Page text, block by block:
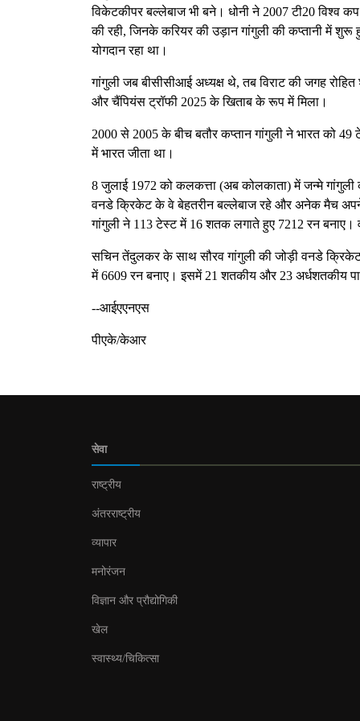
विकेटकीपर बल्लेबाज भी बने। धोनी ने 2007 टी20 विश्व
की रही, जिनके करियर की उड़ान गांगुली की कप्तानी में
योगदान रहा था।
गांगुली जब बीसीसीआई अध्यक्ष थे, तब विराट की जगह रोहित
और चैंपियंस ट्रॉफी 2025 के खिताब के रूप में मिला।
2000 से 2005 के बीच बतौर कप्तान गांगुली ने भारत को
में भारत जीता था।
8 जुलाई 1972 को कलकत्ता (अब कोलकाता) में जन्मे
वनडे क्रिकेट के वे बेहतरीन बल्लेबाज रहे और अनेक मैच अपने
गांगुली ने 113 टेस्ट में 16 शतक लगाते हुए 7212 रन
सचिन तेंदुलकर के साथ सौरव गांगुली की जोड़ी वनडे
में 6609 रन बनाए। इसमें 21 शतकीय और 23 अर्धशतकीय
--आईएएनएस
पीएके/केआर
सेवा
राष्ट्रीय
अंतरराष्ट्रीय
व्यापार
मनोरंजन
विज्ञान और प्रौद्योगिकी
खेल
स्वास्थ्य/चिकित्सा